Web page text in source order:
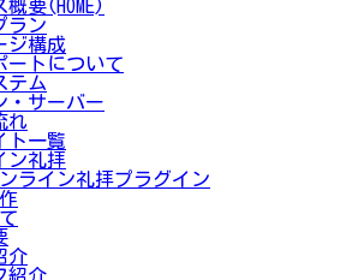
要(HOME)
ラン
ジ構成
ートについて
テム
・サーバー
れ
ト一覧
ン礼拝
ライン礼拝プラグイン
介
紹介